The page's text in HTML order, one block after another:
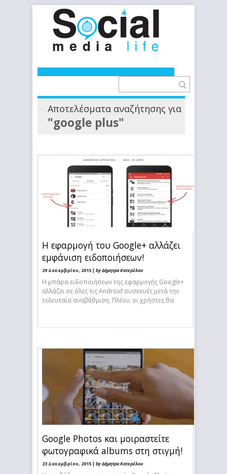
Αποτελέσματα αναζήτησης για
"google plus"
Η εφαρμογή του Google+ αλλάζει
εμφάνιση ειδοποιήσεων!
29 Δεκεμβρίου, 2015 | by Δήμητρα Κατερέλου
Η μπάρα ειδοποιήσεων της εφαρμογής Google+
αλλάζει σε όλες τις Android συσκευές μετά την
τελευταία αναβάθμιση. Πλέον, οι χρήστες θα
Google Photos και μοιραστείτε
φωτογραφικά albums στη στιγμή!
23 Δεκεμβρίου, 2015 | by Δήμητρα Κατερέλου